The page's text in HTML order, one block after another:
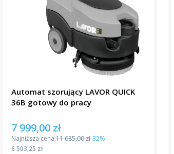
Automat szorujący LAVOR QUICK
36B gotowy do pracy
Cena promocyjna
7 999,00 zł
Najniższa cena:11 685,00 zł-32%
Cena
6 503,25 zł